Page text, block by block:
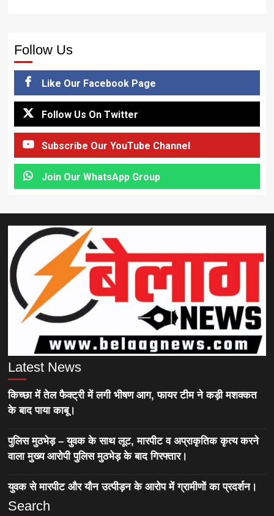
Follow Us
Like Our Facebook Page
Follow Us On Twitter
Subscribe Our YouTube Channel
Join Our WhatsApp Group
Latest News
किच्छा में तेल फैक्ट्री में लगी भीषण आग, फायर टीम ने कड़ी मशक्कत
के बाद पाया काबू।
पुलिस मुठभेड़ – युवक के साथ लूट, मारपीट व अप्राकृतिक कृत्य करने
वाला मुख्य आरोपी पुलिस मुठभेड़ के बाद गिरफ्तार।
युवक से मारपीट और यौन उत्पीड़न के आरोप में ग्रामीणों का प्रदर्शन।
Search